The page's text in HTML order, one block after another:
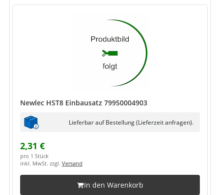
Newlec HST8 Einbausatz 79950004903
Lieferbar auf Bestellung (Lieferzeit anfragen).
2,31 €
pro 1 Stück
inkl. MwSt. zzgl. Versand
In den Warenkorb